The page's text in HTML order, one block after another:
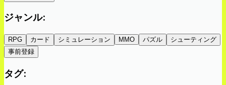
ジャンル:
RPG カード シミュレーション MMO パズル
シューティング
事前登録
タグ: